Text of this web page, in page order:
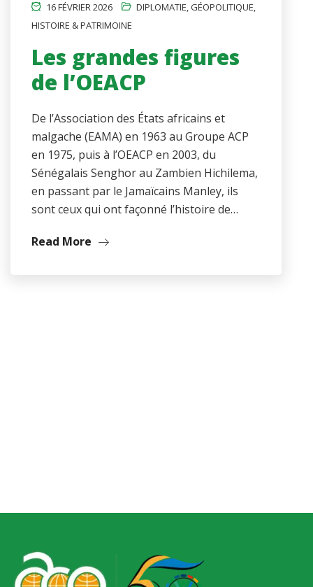
16 FÉVRIER 2026 DIPLOMATIE,GÉOPOLITIQUE,
HISTOIRE & PATRIMOINE
Les grandes figures
de l’OEACP
De l’Association des États africains et
malgache (EAMA) en 1963 au Groupe ACP
en 1975, puis à l’OEACP en 2003, du
Sénégalais Senghor au Zambien Hichilema,
en passant par le Jamaïcains Manley, ils
sont ceux qui ont façonné l’histoire de…
Read More